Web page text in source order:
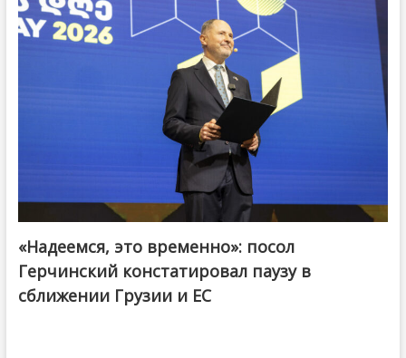
«Надеемся, это временно»: посол
Герчинский констатировал паузу в
сближении Грузии и ЕС